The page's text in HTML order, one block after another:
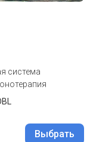
система
Выбрать